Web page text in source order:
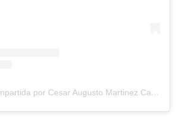
Una publicación compartida por Cesar Augusto Martinez Cano/ Foodies-Viajeros (@descubriendosaborescol)